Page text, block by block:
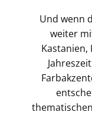
Und wenn
weiter
Kastanien,